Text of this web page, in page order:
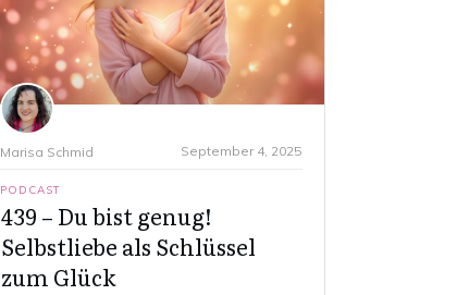
Marisa Schmid September 4, 2025
PODCAST
439 – Du bist genug!
Selbstliebe als Schlüssel
zum Glück